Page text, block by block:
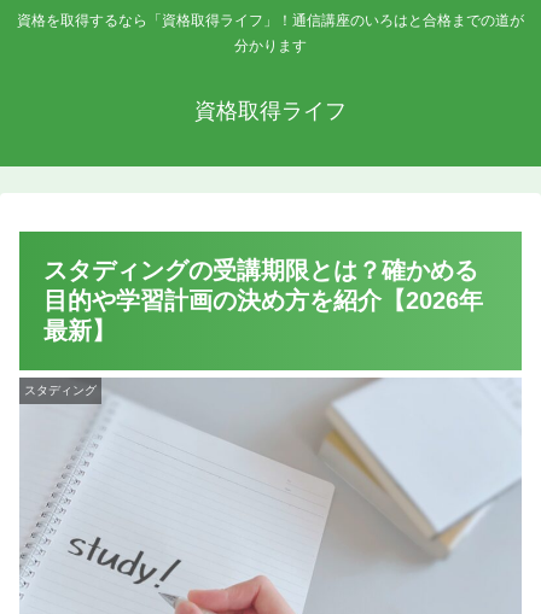
資格を取得するなら「資格取得ライフ」！通信講座のいろはと合格までの道が
分かります
資格取得ライフ
スタディングの受講期限とは？確かめる
目的や学習計画の決め方を紹介【2026年
最新】
スタディング